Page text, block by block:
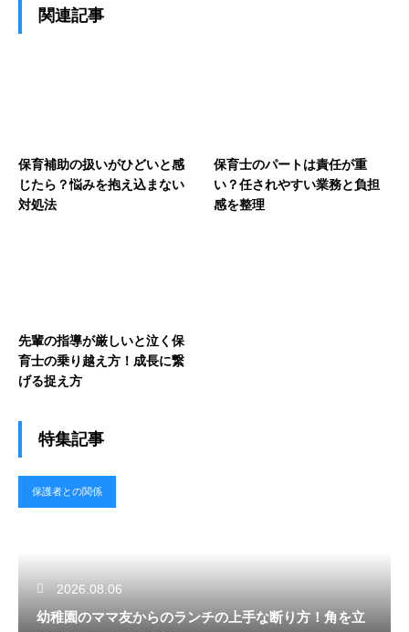
関連記事
保育補助の扱いがひどいと感
じたら？悩みを抱え込まない
対処法
保育士のパートは責任が重
い？任されやすい業務と負担
感を整理
先輩の指導が厳しいと泣く保
育士の乗り越え方！成長に繋
げる捉え方
特集記事
保護者との関係
2026.08.06
幼稚園のママ友からのランチの上手な断り方！角を立